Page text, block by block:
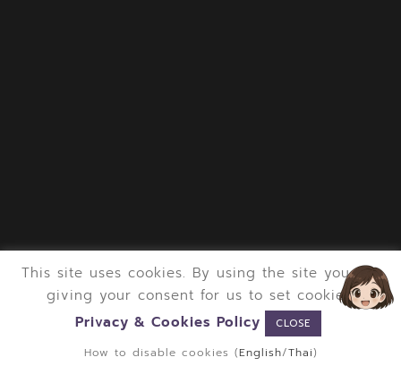
Copyright © 2020Registration Office Chiang Mai University
This site uses cookies. By using the site you are
giving your consent for us to set cookies.
Privacy & Cookies Policy
CLOSE
How to disable cookies (English/Thai)